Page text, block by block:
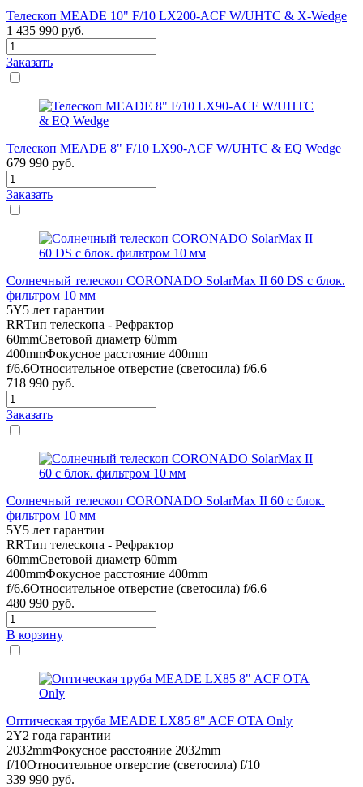
Телескоп MEADE 10" F/10 LX200-ACF W/UHTC & X-Wedge
1 435 990 руб.
Заказать
Телескоп MEADE 8" F/10 LX90-ACF W/UHTC & EQ Wedge
679 990 руб.
Заказать
Солнечный телескоп CORONADO SolarMax II 60 DS с блок.
фильтром 10 мм
5Y5 лет гарантии
RRТип телескопа - Рефрактор
60mmСветовой диаметр 60mm
400mmФокусное расстояние 400mm
f/6.6Относительное отверстие (светосила) f/6.6
718 990 руб.
Заказать
Солнечный телескоп CORONADO SolarMax II 60 с блок.
фильтром 10 мм
5Y5 лет гарантии
RRТип телескопа - Рефрактор
60mmСветовой диаметр 60mm
400mmФокусное расстояние 400mm
f/6.6Относительное отверстие (светосила) f/6.6
480 990 руб.
В корзину
Оптическая труба MEADE LX85 8" ACF OTA Only
2Y2 года гарантии
2032mmФокусное расстояние 2032mm
f/10Относительное отверстие (светосила) f/10
339 990 руб.